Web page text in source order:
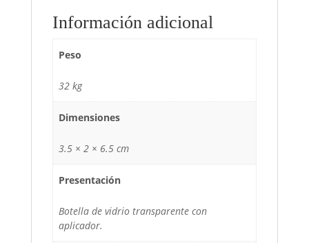
Información adicional
Peso
32 kg
Dimensiones
3.5 × 2 × 6.5 cm
Presentación
Botella de vidrio transparente con
aplicador.